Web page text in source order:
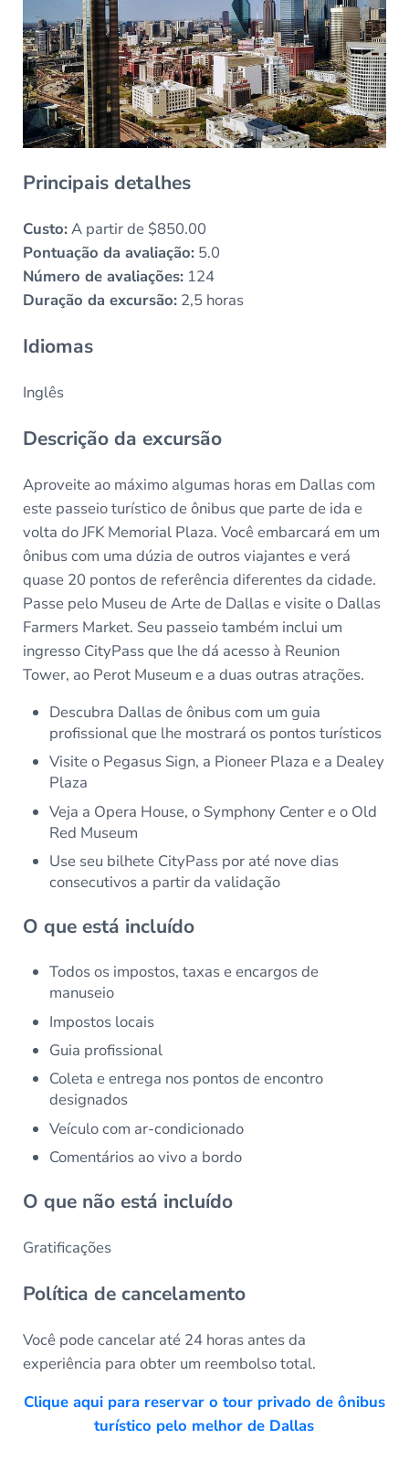
Principais detalhes
Custo:A partir de $850.00
Pontuação da avaliação:5.0
Número de avaliações:124
Duração da excursão:2,5 horas
Idiomas
Inglês
Descrição da excursão
Aproveite ao máximo algumas horas em Dallas com
este passeio turístico de ônibus que parte de ida e
volta do JFK Memorial Plaza. Você embarcará em um
ônibus com uma dúzia de outros viajantes e verá
quase 20 pontos de referência diferentes da cidade.
Passe pelo Museu de Arte de Dallas e visite o Dallas
Farmers Market. Seu passeio também inclui um
ingresso CityPass que lhe dá acesso à Reunion
Tower, ao Perot Museum e a duas outras atrações.
Descubra Dallas de ônibus com um guia
profissional que lhe mostrará os pontos turísticos
Visite o Pegasus Sign, a Pioneer Plaza e a Dealey
Plaza
Veja a Opera House, o Symphony Center e o Old
Red Museum
Use seu bilhete CityPass por até nove dias
consecutivos a partir da validação
O que está incluído
Todos os impostos, taxas e encargos de
manuseio
Impostos locais
Guia profissional
Coleta e entrega nos pontos de encontro
designados
Veículo com ar-condicionado
Comentários ao vivo a bordo
O que não está incluído
Gratificações
Política de cancelamento
Você pode cancelar até 24 horas antes da
experiência para obter um reembolso total.
Clique aqui para reservar o tour privado de ônibus
turístico pelo melhor de Dallas